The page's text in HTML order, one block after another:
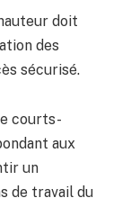
doit
des
sécurisé.
courts-
aux
un
de travail du